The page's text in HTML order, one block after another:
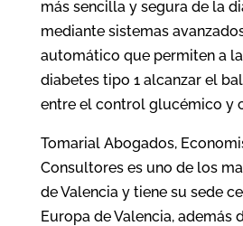
más sencilla y segura de la
mediante sistemas
automático que permiten a
diabetes tipo 1 alcanzar el
entre el control glucémico y
Tomarial Abogados,
Consultores es uno de los
de Valencia y tiene su sede
Europa de Valencia, además